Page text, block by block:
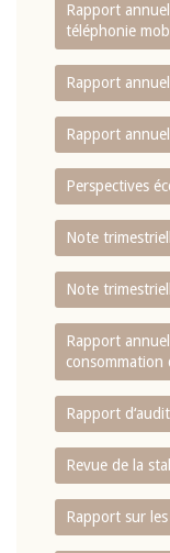
Rapport
téléphonie
Rapport
Rapport
Perspectives
Note
Note
Rapport
consommation
Rapport
Revue de la
Rapport sur